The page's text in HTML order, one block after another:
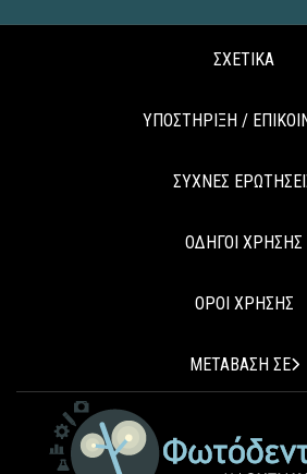
ΣΧΕΤΙΚΑ
ΥΠΟΣΤΗΡΙΞΗ /
ΣΥΧΝΕΣ
ΟΔΗΓΟΙ ΧΡΗΣΗΣ
ΟΡΟΙ ΧΡΗΣΗΣ
ΜΕΤΑΒΑΣΗ ΣΕ